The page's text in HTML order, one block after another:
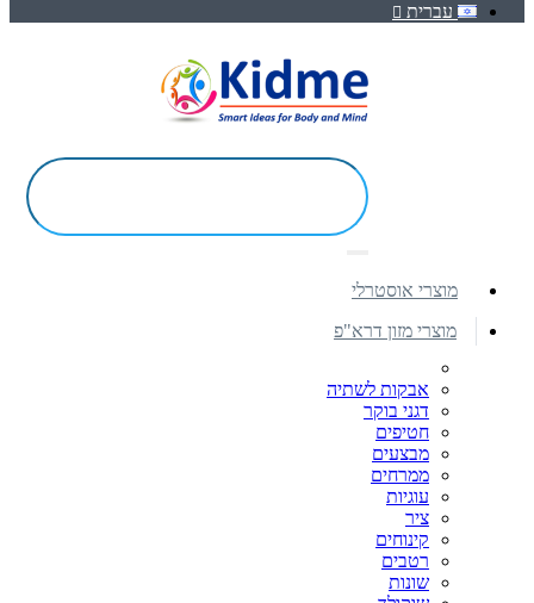
עברית
מוצרי אוסטרלי
מוצרי מזון דרא"פ
אבקות לשתיה
דגני בוקר
חטיפים
מבצעים
ממרחים
עוגיות
ציר
קינוחים
רטבים
שונות